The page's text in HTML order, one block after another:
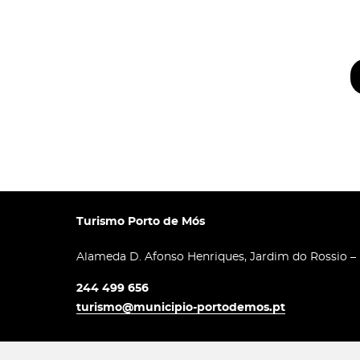
Turismo Porto de Mós
Alameda D. Afonso Henriques, Jardim do Rossio
244 499 656
turismo@municipio-portodemos.pt